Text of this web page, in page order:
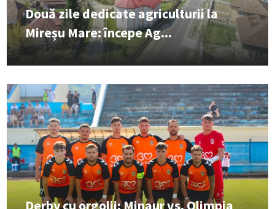
Două zile dedicate agriculturii la
Mireșu Mare: începe Ag...